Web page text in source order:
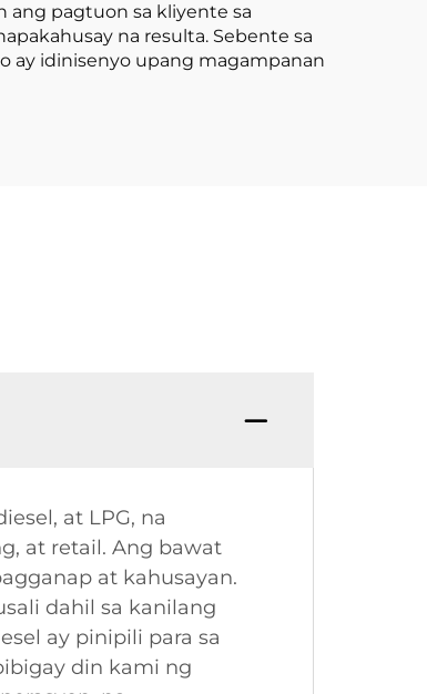
ang pagtuon sa kliyente sa
na resulta. Sebente sa
ay idinisenyo upang magampanan
at LPG, na
at retail. Ang bawat
at kahusayan.
dahil sa kanilang
ay pinipili para sa
din kami ng